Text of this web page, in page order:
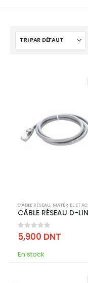
CÂBLE RÉSEAU, MATÉRIEL ET ACCESSOIRES RÉSEAU
0out of 5
5,900 DNT
En stock